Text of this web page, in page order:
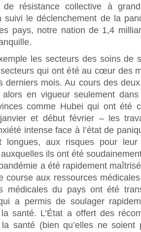
de résistance collective à
suivi le déclenchement de la
pays, notre nation de 1,4
les secteurs des soins de
secteurs qui ont été au cœur des
derniers mois. Au cours des
en vigueur seulement
comme Hubei qui ont été
et début février – les
intense face à l’état de
longues, aux risques pour
auxquelles ils ont été
a été rapidement
course aux ressources
médicales du pays ont été
a permis de soulager
santé. L’État a offert des
santé (bien qu’elles ne soient